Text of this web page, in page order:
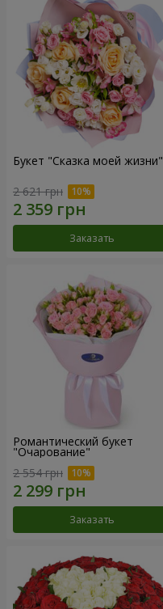
Букет "Сказка моей жизни"
2 621 грн
Заказать
Романтический букет
"Очарование"
2 554 грн
Заказать